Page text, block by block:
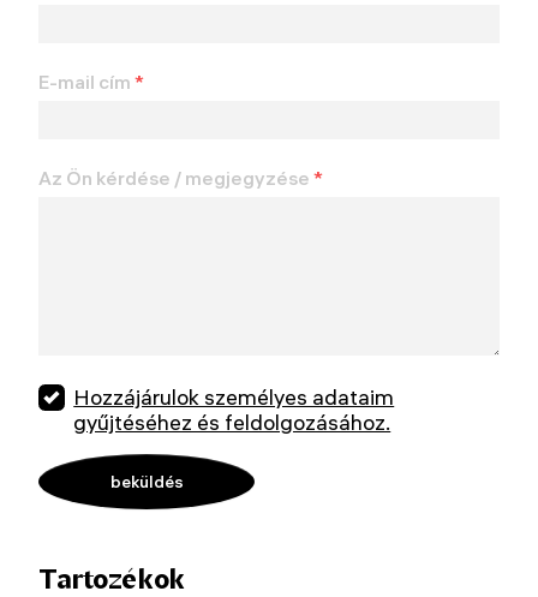
E-mail cím *
Az Ön kérdése / megjegyzése *
Hozzájárulok személyes adataim
gyűjtéséhez és feldolgozásához.
Tartozékok